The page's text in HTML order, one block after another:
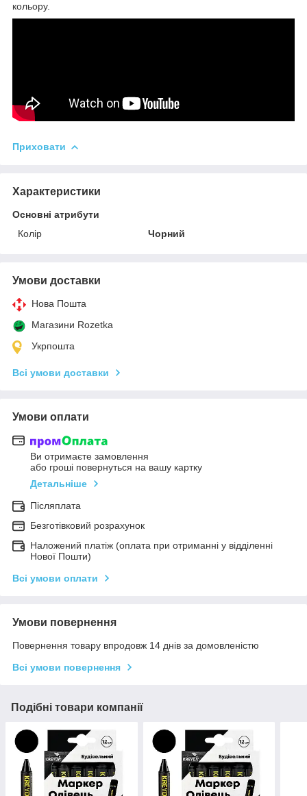
кольору.
Приховати
Характеристики
Основні атрибути
Колір
Чорний
Умови доставки
Нова Пошта
Магазини Rozetka
Укрпошта
Всі умови доставки
Умови оплати
Ви отримаєте замовлення
або гроші повернуться на вашу картку
Детальніше
Післяплата
Безготівковий розрахунок
Наложений платіж (оплата при отриманні у відділенні
Нової Пошти)
Всі умови оплати
Умови повернення
Повернення товару впродовж 14 днів за домовленістю
Всі умови повернення
Подібні товари компанії